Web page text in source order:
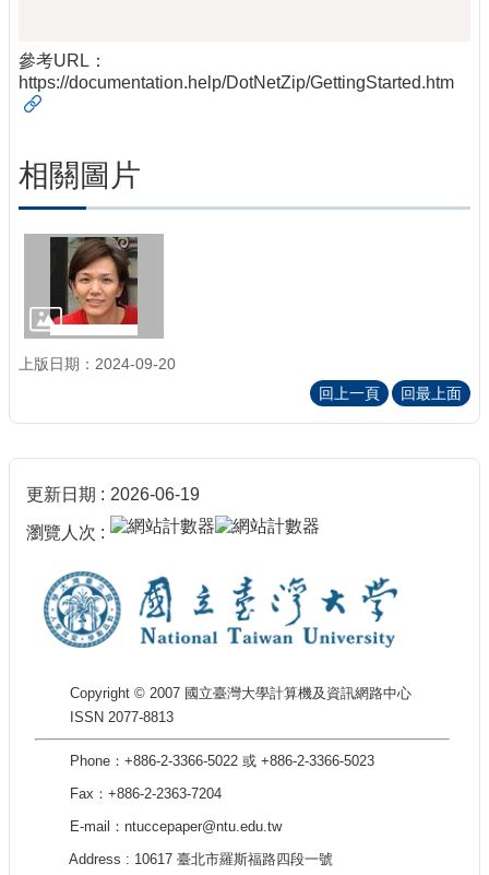
參考URL：
https://documentation.help/DotNetZip/GettingStarted.htm
相關圖片
上版日期：2024-09-20
回上一頁
回最上面
更新日期 2026-06-19
瀏覽人次
Copyright © 2007 國立臺灣大學計算機及資訊網路中心
ISSN 2077-8813
Phone：+886-2-3366-5022 或 +886-2-3366-5023
Fax：+886-2-2363-7204
E-mail：ntuccepaper@ntu.edu.tw
Address : 10617 臺北市羅斯福路四段一號